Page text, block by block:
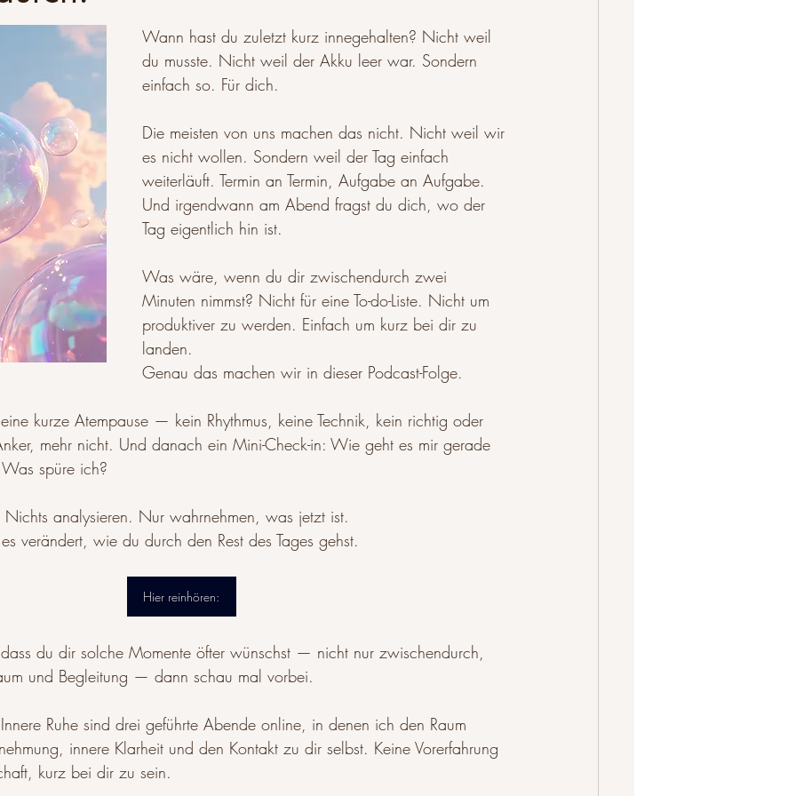
Wann hast du zuletzt kurz innegehalten? Nicht weil
du musste. Nicht weil der Akku leer war. Sondern
einfach so. Für dich.
Die meisten von uns machen das nicht. Nicht weil wir
es nicht wollen. Sondern weil der Tag einfach
weiterläuft. Termin an Termin, Aufgabe an Aufgabe.
Und irgendwann am Abend fragst du dich, wo der
Tag eigentlich hin ist.
Was wäre, wenn du dir zwischendurch zwei
Minuten nimmst? Nicht für eine To-do-Liste. Nicht um
produktiver zu werden. Einfach um kurz bei dir zu
landen.
Genau das machen wir in dieser Podcast-Folge.
kurze Atempause — kein Rhythmus, keine Technik, kein richtig oder
mehr nicht. Und danach ein Mini-Check-in: Wie geht es mir gerade
spüre ich?
Nichts analysieren. Nur wahrnehmen, was jetzt ist.
verändert, wie du durch den Rest des Tages gehst.
Hier reinhören:
du dir solche Momente öfter wünschst — nicht nur zwischendurch,
und Begleitung — dann schau mal vorbei.
Ruhe sind drei geführte Abende online, in denen ich den Raum
innere Klarheit und den Kontakt zu dir selbst. Keine Vorerfahrung
kurz bei dir zu sein.